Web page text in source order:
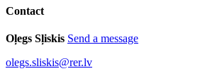
Contact
Oļegs Sļiskis Send a message
olegs.sliskis@rer.lv